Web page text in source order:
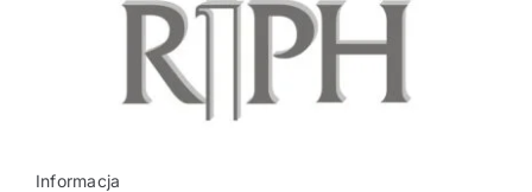
Informacja